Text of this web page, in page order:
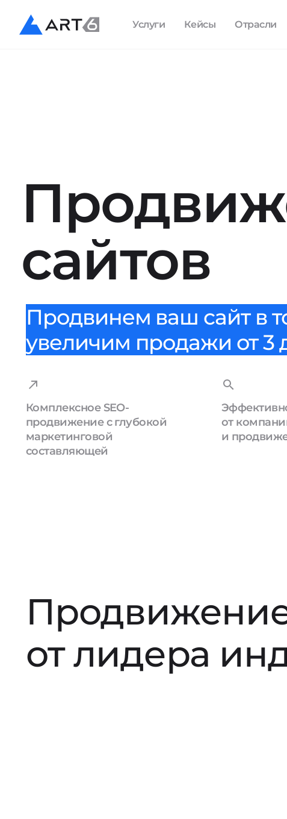
Услуги Кейсы Отрасли
сайтов
Продвинем ваш сайт в
увеличим продажи от 3
Комплексное SEO-
продвижение с глубокой
маркетинговой
составляющей
от
и
от лидера